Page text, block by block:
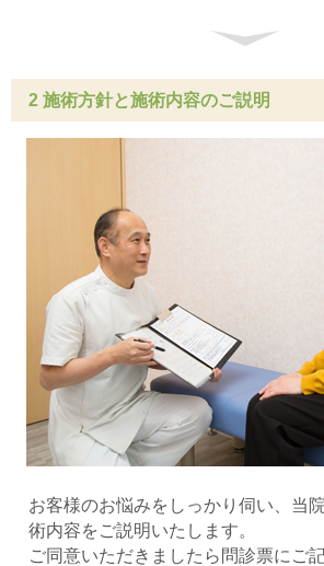
2 施術方針と施術内容のご説明
お客様のお悩みをしっかり伺い、当
術内容をご説明いたします。
ご同意いただきましたら問診票にご